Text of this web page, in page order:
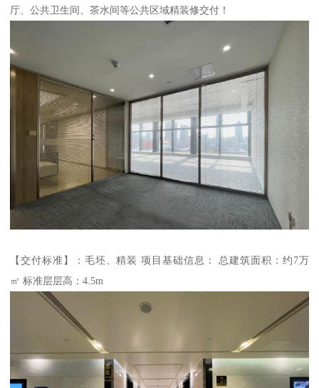
厅、公共卫生间、茶水间等公共区域精装修交付！
【交付标准】：毛坯、精装 项目基础信息： 总建筑面积：约7万
㎡ 标准层层高：4.5m